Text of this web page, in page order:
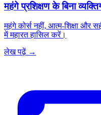
महंगे प्रशिक्षण के बिना
महंगे कोर्स नहीं, आत्म-शिक्षा और
में महारत हासिल करें।
लेख पढ़ें →